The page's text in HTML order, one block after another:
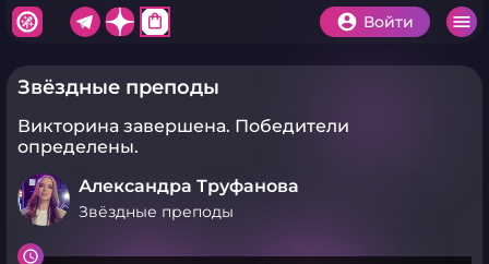
shopping_bag Войти
Звёздные преподы
Викторина завершена. Победители
определены.
Александра Труфанова
Звёздные преподы